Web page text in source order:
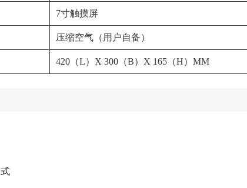
7寸触摸屏
压缩空气（用户自备）
420（L）X 300（B）X 165（H）MM